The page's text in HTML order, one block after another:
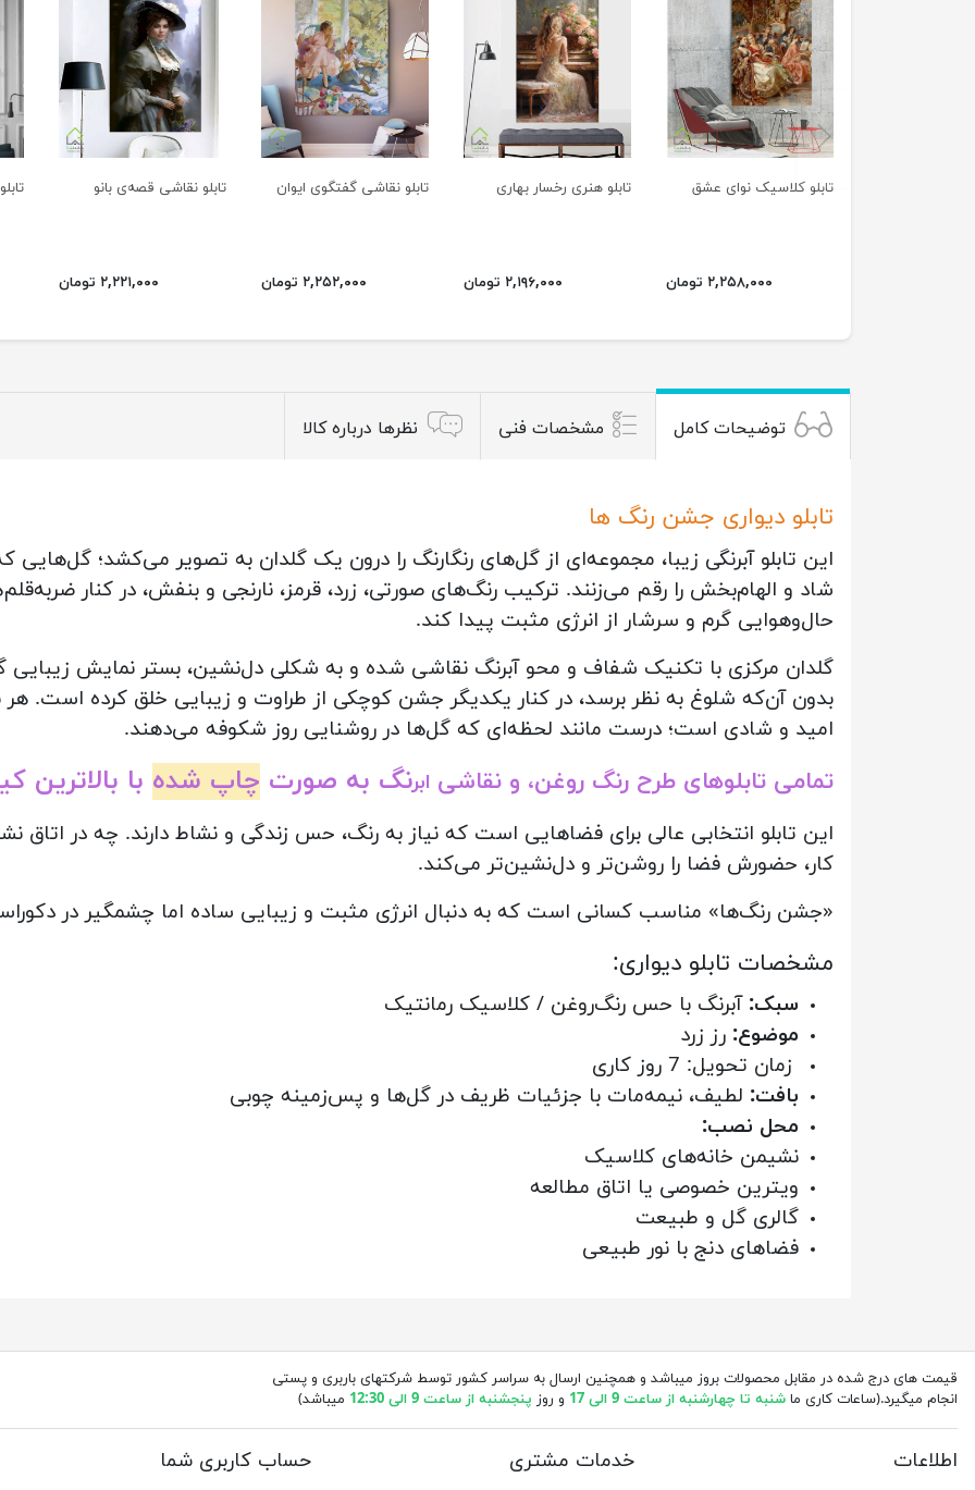
تابلو کلاسیک نوای عشق
۲,۲۵۸,۰۰۰ تومان
تابلو هنری رخسار بهاری
۲,۱۹۶,۰۰۰ تومان
تابلو نقاشی گفتگوی ایوان
۲,۲۵۲,۰۰۰ تومان
تابلو نقاشی قصه‌ی بانو
۲,۲۲۱,۰۰۰ تومان
previus
توضیحات کامل مشخصات فنی نظرها درباره کالا
تابلو دیواری جشن رنگ ها
این تابلو آبرنگی زیبا، مجموعه‌ای از گل‌های رنگارنگ را درون یک گلدان به تصویر می‌کشد؛ گل‌هایی
شاد و الهام‌بخش را رقم می‌زنند. ترکیب رنگ‌های صورتی، زرد، قرمز، نارنجی و بنفش، در کنار
حال‌وهوایی گرم و سرشار از انرژی مثبت پیدا کند.
گلدان مرکزی با تکنیک شفاف و محو آبرنگ نقاشی شده و به شکلی دل‌نشین، بستر نمایش زیبایی
بدون آن‌که شلوغ به نظر برسد، در کنار یکدیگر جشن کوچکی از طراوت و زیبایی خلق کرده است. هر
امید و شادی است؛ درست مانند لحظه‌ای که گل‌ها در روشنایی روز شکوفه می‌دهند.
تمامی تابلوهای طرح رنگ روغن، و نقاشی ابرنگ به صورت چاپ شده با
این تابلو انتخابی عالی برای فضاهایی است که نیاز به رنگ، حس زندگی و نشاط دارند. چه در
کار، حضورش فضا را روشن‌تر و دل‌نشین‌تر می‌کند.
«جشن رنگ‌ها» مناسب کسانی است که به دنبال انرژی مثبت و زیبایی ساده اما چشمگیر در
:مشخصات تابلو دیواری
سبک: آبرنگ با حس رنگ‌روغن / کلاسیک رمانتیک
موضوع: رز زرد
زمان تحویل: 7 روز کاری
بافت: لطیف، نیمه‌مات با جزئیات ظریف در گل‌ها و پس‌زمینه چوبی
محل نصب:
نشیمن خانه‌های کلاسیک
ویترین خصوصی یا اتاق مطالعه
گالری گل و طبیعت
فضاهای دنج با نور طبیعی
قیمت های درج شده در مقابل محصولات بروز میباشد و همچنین ارسال به سراسر کشور توسط شرکتهای باربری و پستی
انجام میگیرد.(ساعات کاری ما شنبه تا چهارشنبه از ساعت 9 الی 17 و روز پنجشنبه از ساعت 9 الی 12:30 میباشد)
اطلاعات خدمات مشتری حساب کاربری شما